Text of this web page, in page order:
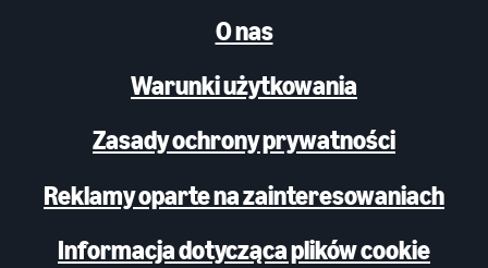
O nas
Warunki użytkowania
Zasady ochrony prywatności
Reklamy oparte na zainteresowaniach
Informacja dotycząca plików cookie